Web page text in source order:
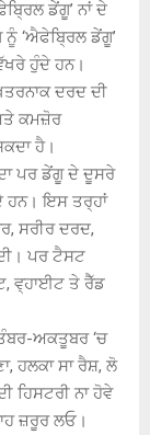
ਡੇਂਗੂ’ ਨਾਂ ਦੇ
‘ਐਫੇਬ੍ਰਿਲ ਡੇਂਗੂ’
ਹੁੰਦੇ ਹਨ।
ਦਰਦ ਦੀ
ਕਮਜ਼ੋਰ
ਹੈ।
ਪਰ ਡੇਂਗੂ ਦੇ ਦੂਸਰੇ
ਹਨ। ਇਸ ਤਰ੍ਹਾਂ
ਸਰੀਰ ਦਰਦ,
ਪਰ ਟੈਸਟ
ਵ੍ਹਾਈਟ ਤੇ ਰੈੱਡ
ਅਕਤੂਬਰ ‘ਚ
ਹਲਕਾ ਸਾ ਰੈਸ਼, ਲੋ
ਹਿਸਟਰੀ ਨਾ ਹੋਵੇ
ਜ਼ਰੂਰ ਲਓ।